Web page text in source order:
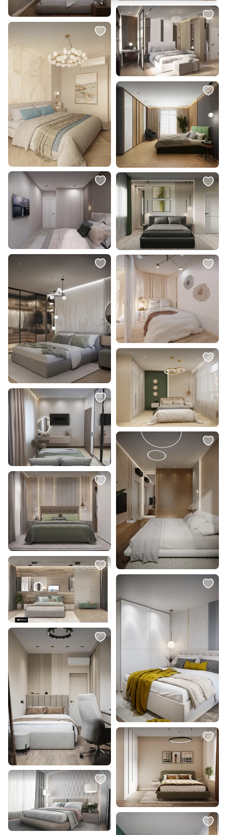
Подушка декоративная RELAX
ОГОГО Обстановочка
коричневый BD-1907518
В корзину
1 800 ₽
Подушка декоративная RELAX
ОГОГО Обстановочка
коричневый BD-1907550
В корзину
1 660 ₽
Декоративная подушка SOFI DE
MARKO Амадис коричневая
45х45 см BD-3196241
В корзину
87 500 ₽
Тумба под ТВ The IDEA TW043
139x45x60 BD-3165720
В корзину
2 500 ₽
Подушка декоративная BOXY
ОГОГО Обстановочка
коричневый BD-2133145
В корзину
185 375 ₽
Кровать Dream Master Michelle /
В корзину
6 488 ₽
Подушка декоративная Eglo
SHOURA 420266
В корзину
114 400 ₽
Тумба под ТВ The IDEA TL043
139x45x66 BD-3165826
В корзину
2 100 ₽
Подушка декоративная PRETTY
ОГОГО Обстановочка BD-
1907392
В корзину
41 600 ₽
Прикроватная тумба The IDEA
В корзину
47 100 ₽
Прикроватная тумба The IDEA
Case CS010 49x40x56 BD-
3166023
В корзину
49 300 ₽
Консоль подвесная The IDEA VR1
54.6x40.5x21.2 BD-3165641
В корзину